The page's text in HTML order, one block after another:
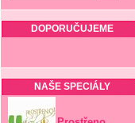
DOPORUČUJEME
NAŠE SPECIÁLY